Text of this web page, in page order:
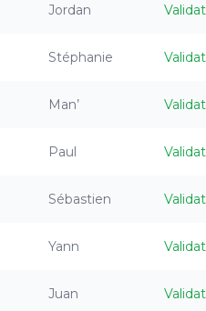
Jordan
Stéphanie
Man’
Paul
Sébastien
Yann
Juan